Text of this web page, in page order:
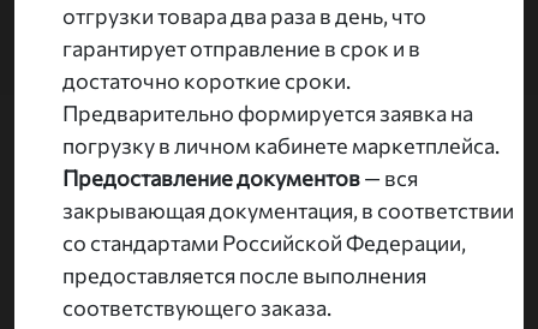
отгрузки товара два раза в день, что
гарантирует отправление в срок и в
достаточно короткие сроки.
Предварительно формируется заявка на
погрузку в личном кабинете маркетплейса.
Предоставление документов— вся
закрывающая документация, в соответствии
со стандартами Российской Федерации,
предоставляется после выполнения
соответствующего заказа.